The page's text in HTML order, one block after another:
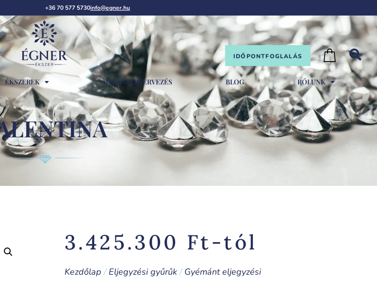
+36 70 577 5730info@egner.hu
IDŐPONTFOGLALÁS
ÉKSZEREK 3D ÉKSZERTERVEZÉS BLOG RÓLUNK
3.425.300 Ft-tól
Kezdőlap /Eljegyzési gyűrűk/Gyémánt eljegyzési